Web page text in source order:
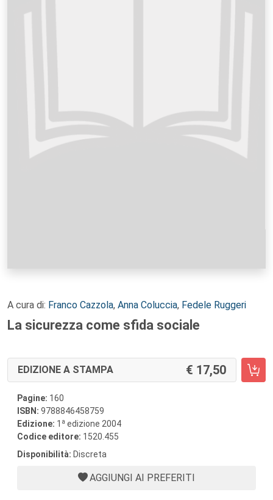
A cura di: Franco Cazzola, Anna Coluccia, Fedele Ruggeri
La sicurezza come sfida sociale
EDIZIONE A STAMPA 17,50
Pagine: 160
ISBN: 9788846458759
Edizione: 1 a edizione 2004
Codice editore: 1520.455
Disponibilità: Discreta
AGGIUNGI AI PREFERITI